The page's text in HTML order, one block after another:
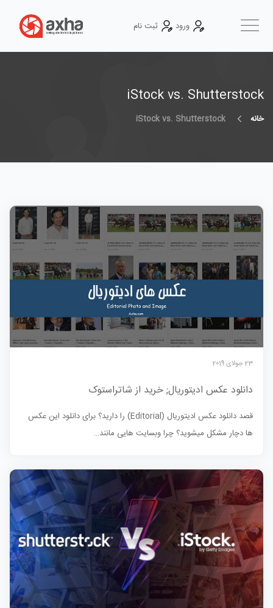
ورود ثبت نام
iStock vs. Shutterstock
خانه iStock vs. Shutterstock
23 جولای 2019
دانلود عکس ادیتوریال; خرید از شاتراستوک
قصد دانلود عکس ادیتوریال (Editorial) را دارید؟ برای دانلود این عکس
ها دچار مشکل میشوید؟ چرا وبسایت هایی مانند…